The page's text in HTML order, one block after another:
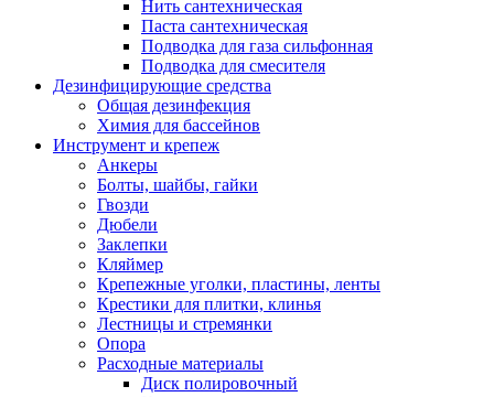
Нить сантехническая
Паста сантехническая
Подводка для газа сильфонная
Подводка для смесителя
Дезинфицирующие средства
Общая дезинфекция
Химия для бассейнов
Инструмент и крепеж
Анкеры
Болты, шайбы, гайки
Гвозди
Дюбели
Заклепки
Кляймер
Крепежные уголки, пластины, ленты
Крестики для плитки, клинья
Лестницы и стремянки
Опора
Расходные материалы
Диск полировочный